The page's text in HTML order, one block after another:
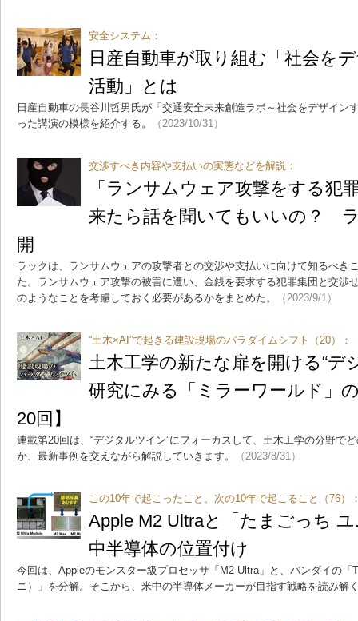
安全システム：
日産自動車が取り組む「社会を
活動」とは
日産自動車の長谷川哲男氏が「交通安全未来創造ラボ～社会をデザイン
った講演の模様を紹介する。
（2023/10/31）
交渉すべき内容や支払いの実態などを解説：
「ランサムウェア攻撃をする犯
来たら話を聞いてもいいの？
開
ラックは、ランサムウェアの攻撃者との交渉や支払いに向けて知るべき
た。ランサムウェア攻撃の被害に遭い、金銭を要求する犯罪集団と交渉
のようなことを考慮しておく必要があるかをまとめた。
（2023/9/1）
“土木×AI”で起きる建設現場のパラダイムシフト（20）：
土木工学の新たな扉を開ける“
研究にみる「ミラーワールド」
20回】
連載第20回は、“デジタルツイン”にフォーカスして、土木工学の分野で
か、最新事例を交えながら解説していきます。
（2023/8/31）
この10年で起こったこと、次の10年で起こること（76）
Apple M2 Ultraと「たまごっち
中半導体の位置付け
今回は、Appleのモンスター級プロセッサ「M2 Ultra」と、バンダイの「
ニ）」を分解。そこから、米中の半導体メーカーが目指す戦略を読み解